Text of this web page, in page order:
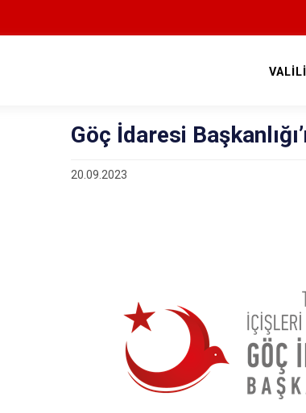
Göç İdaresi
20.09.2023